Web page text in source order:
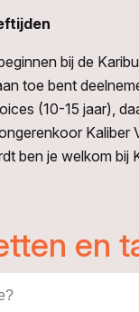
bij de
toe bent
(10-15 jaar),
Kaliber
ben je welkom bij
en